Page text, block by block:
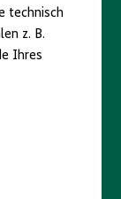
technisch
z. B.
Ihres